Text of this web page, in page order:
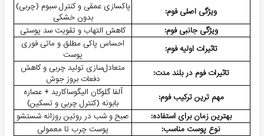
ویژگی اصلی فوم:
پاکسازی عمقی و کنترل سبوم (چربی)
بدون خشکی
ویژگی جانبی فوم:
کاهش التهاب و تقویت سد پوستی
تاثیرات اولیه فوم:
احساس پاکی مطلق و ماتی فوری
پوست
تاثیرات فوم در بلند مدت:
متعادل‌سازی تولید چربی و کاهش
دفعات بروز جوش
مهم ترین ترکیب فوم:
آلفا گلوکان الیگوساکارید + عصاره
بابونه (کنترل چربی و تسکین)
بهترین زمان برای استفاده:
صبح و شب در روتین روزانه شستشو
نوع پوست مناسب:
پوست چرب تا معمولی